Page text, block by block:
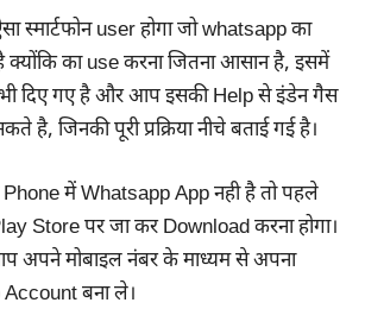
स्मार्टफोन user होगा जो whatsapp का
क्योंकि का use करना जितना आसान है, इसमें
दिए गए है और आप इसकी Help से इंडेन गैस
है, जिनकी पूरी प्रक्रिया नीचे बताई गई है।
में Whatsapp App नही है तो पहले
Store पर जा कर Download करना होगा।
अपने मोबाइल नंबर के माध्यम से अपना
बना ले।